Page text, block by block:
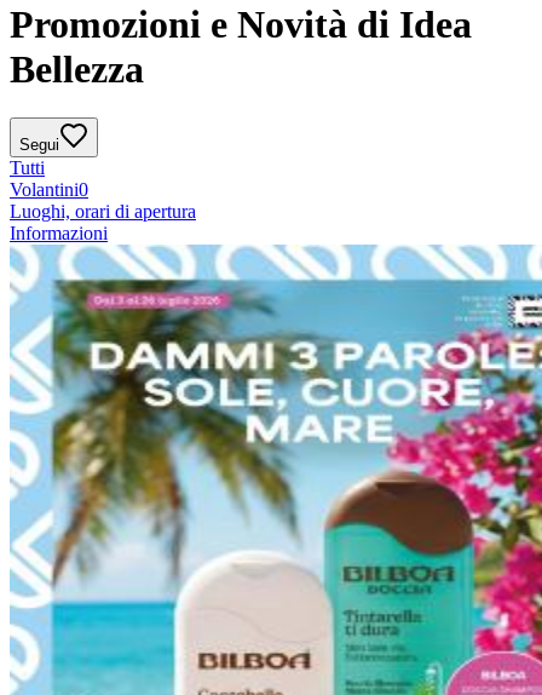
Promozioni e Novità di Idea
Bellezza
Segui
Tutti
Volantini0
Luoghi, orari di apertura
Informazioni